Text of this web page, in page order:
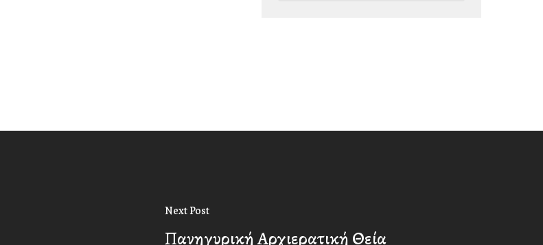
Next Post
Πανηγυρική Αρχιερατική Θεία